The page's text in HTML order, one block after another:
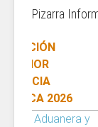
Pizarra
INICIA TU